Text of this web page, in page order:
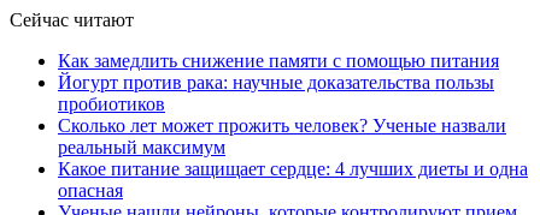
Сейчас читают
Как замедлить снижение памяти с помощью питания
Йогурт против рака: научные доказательства пользы
пробиотиков
Сколько лет может прожить человек? Ученые назвали
реальный максимум
Какое питание защищает сердце: 4 лучших диеты и одна
опасная